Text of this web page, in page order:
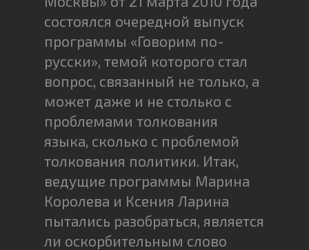
состоялся очередной выпуск
программы «Говорим по-
русски», темой которого стал
вопрос, связанный не только, а
может даже и не столько с
проблемами толкования
языка, сколько с проблемой
толкования политики. Итак,
ведущие программы Марина
Королева и Ксения Ларина
пытались разобраться, является
ли оскорбительным слово